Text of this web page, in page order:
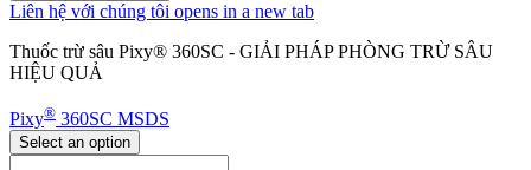
Liên hệ với chúng tôi opens in a new tab
Thuốc trừ sâu Pixy® 360SC - GIẢI PHÁP PHÒNG TRỪ SÂU
HIỆU QUẢ
Pixy® 360SC MSDS
Select an option